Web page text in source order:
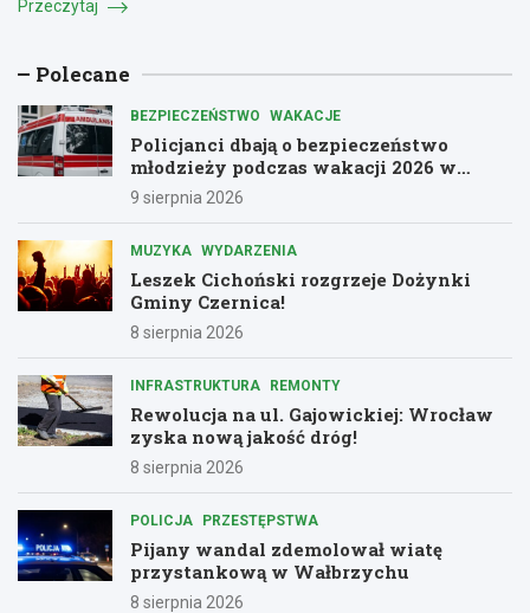
Przeczytaj
Polecane
BEZPIECZEŃSTWO WAKACJE
Policjanci dbają o bezpieczeństwo
młodzieży podczas wakacji 2026 w
Dolnośląskiem
9 sierpnia 2026
MUZYKA WYDARZENIA
Leszek Cichoński rozgrzeje Dożynki
Gminy Czernica!
8 sierpnia 2026
INFRASTRUKTURA REMONTY
Rewolucja na ul. Gajowickiej: Wrocław
zyska nową jakość dróg!
8 sierpnia 2026
POLICJA PRZESTĘPSTWA
Pijany wandal zdemolował wiatę
przystankową w Wałbrzychu
8 sierpnia 2026